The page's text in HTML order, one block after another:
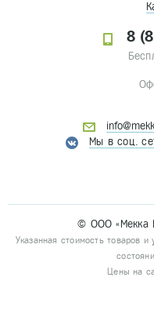
8
Мы в соц.
© ООО «Мекка
Указанная стоимость товаров
Цены на